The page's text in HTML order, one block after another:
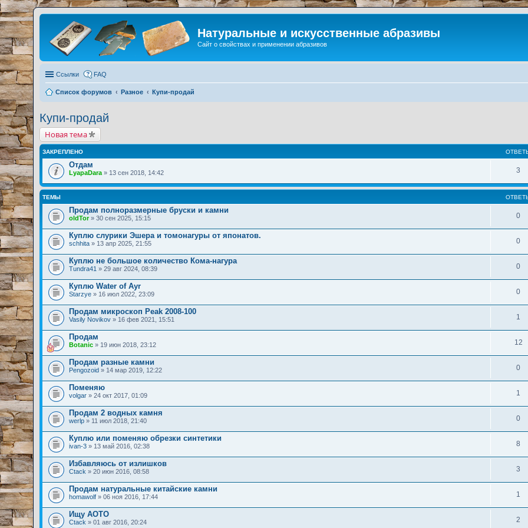
Натуральные и искусственные абразивы
Сайт о свойствах и применении абразивов
Ссылки FAQ
Список форумов Разное Купи-продай
Купи-продай
Новая тема
ЗАКРЕПЛЕНО
Отдам
LyapaDara » 13 сен 2018, 14:42 3
ТЕМЫ
Продам полноразмерные бруски и камни
oldTor» 30 сен 2025, 15:15 0
Куплю слурики Эшера и томонагуры от японатов.
schhita » 13 апр 2025, 21:55 0
Куплю не большое количество Кома-нагура
Tundra41 » 29 авг 2024, 08:39 0
Куплю Water of Ayr
Starzye » 16 июл 2022, 23:09 0
Продам микроскоп Peak 2008-100
Vasily Novikov » 16 фев 2021, 15:51 1
Продам
Botanic » 19 июн 2018, 23:12 12
Продам разные камни
Pengozoid » 14 мар 2019, 12:22 0
Поменяю
volgar » 24 окт 2017, 01:09 1
Продам 2 водных камня
werlp » 11 июл 2018, 21:40 0
Куплю или поменяю обрезки синтетики
ivan-3 » 13 май 2016, 02:38 8
Избавляюсь от излишков
Ctack » 20 июн 2016, 08:58 3
Продам натуральные китайские камни
homawolf » 06 ноя 2016, 17:44 1
Ищу АОТО
Ctack » 01 авг 2016, 20:24 2